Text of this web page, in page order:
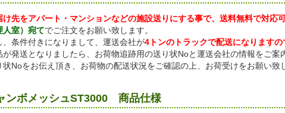
け先をアパート・マンションなどの施設送りにする事で、送料無料で対応
人室）宛てでご注文をお願い致します。
、条件付きになりまして、運送会社が4トンのトラックで配送になります
が発送となりましたら、お荷物追跡用の送り状Noと運送会社の情報をご
状Noをお伝え頂き、お荷物の配送状況をご確認の上、お荷受けをお願い致
ンボメッシュST3000 商品仕様